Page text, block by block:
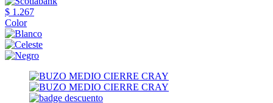
$ 1.267
Color